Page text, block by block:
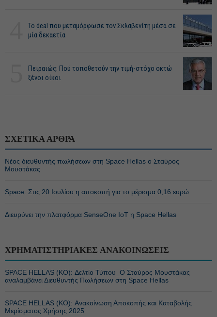
Το deal που μεταμόρφωσε τον Σκλαβενίτη μέσα σε
μία δεκαετία
Πειραιώς: Πού τοποθετούν την τιμή-στόχο οκτώ
ξένοι οίκοι
ΣΧΕΤΙΚΑ ΑΡΘΡΑ
Νέος διευθυντής πωλήσεων στη Space Hellas ο Σταύρος
Μουστάκας
Space: Στις 20 Ιουλίου η αποκοπή για το μέρισμα 0,16 ευρώ
Διευρύνει την πλατφόρμα SenseOne IoT η Space Hellas
ΧΡΗΜΑΤΙΣΤΗΡΙΑΚΕΣ ΑΝΑΚΟΙΝΩΣΕΙΣ
SPACE HELLAS (ΚΟ): Δελτίο Τύπου_Ο Σταύρος Μουστάκας
αναλαμβάνει Διευθυντής Πωλήσεων στη Space Hellas
SPACE HELLAS (ΚΟ): Ανακοίνωση Αποκοπής και Καταβολής
Μερίσματος Χρήσης 2025